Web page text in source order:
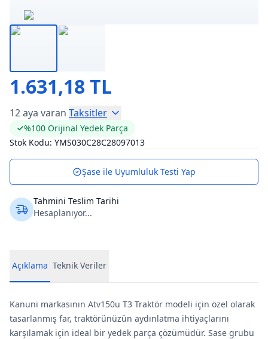
1.631,18 TL
12 aya varan Taksitler
%100 Orijinal Yedek Parça
Stok Kodu: YMS030C28C28097013
Şase ile Uyumluluk Testi Yap
Tahmini Teslim Tarihi
Hesaplanıyor...
Açıklama Teknik Veriler
Kanuni markasının Atv150u T3 Traktör modeli için özel olarak
tasarlanmış far, traktörünüzün aydınlatma ihtiyaçlarını
karşılamak için ideal bir yedek parça çözümüdür. Sase grubu